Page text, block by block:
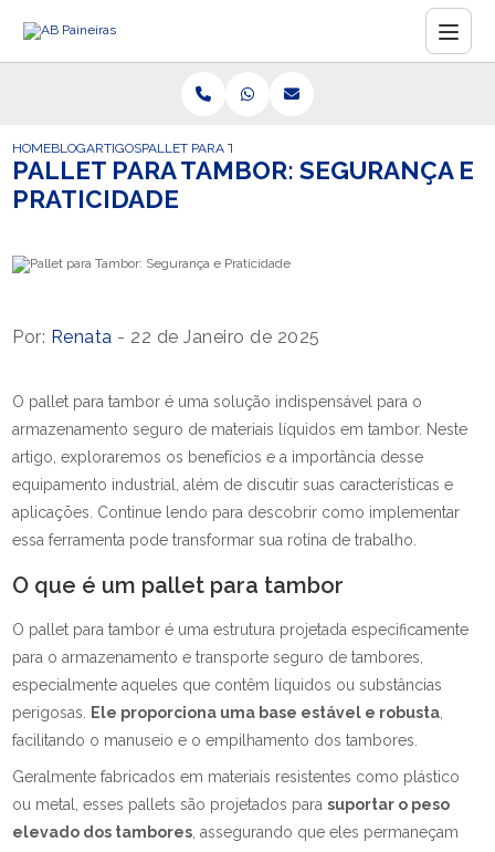
HOMEBLOGARTIGOSPALLET PARA TAMBOR: SEGURANÇA E PRATICIDADE
PALLET PARA TAMBOR: SEGURANÇA E
PRATICIDADE
Por: Renata - 22 de Janeiro de 2025
O pallet para tambor é uma solução indispensável para o
armazenamento seguro de materiais líquidos em tambor. Neste
artigo, exploraremos os benefícios e a importância desse
equipamento industrial, além de discutir suas características e
aplicações. Continue lendo para descobrir como implementar
essa ferramenta pode transformar sua rotina de trabalho.
O que é um pallet para tambor
O pallet para tambor é uma estrutura projetada especificamente
para o armazenamento e transporte seguro de tambores,
especialmente aqueles que contêm líquidos ou substâncias
perigosas.
Ele proporciona uma base estável e robusta
facilitando o manuseio e o empilhamento dos tambores.
Geralmente fabricados em materiais resistentes como plástico
ou metal, esses pallets são projetados parasuportar o peso
elevado dos tambores , assegurando que eles permaneçam